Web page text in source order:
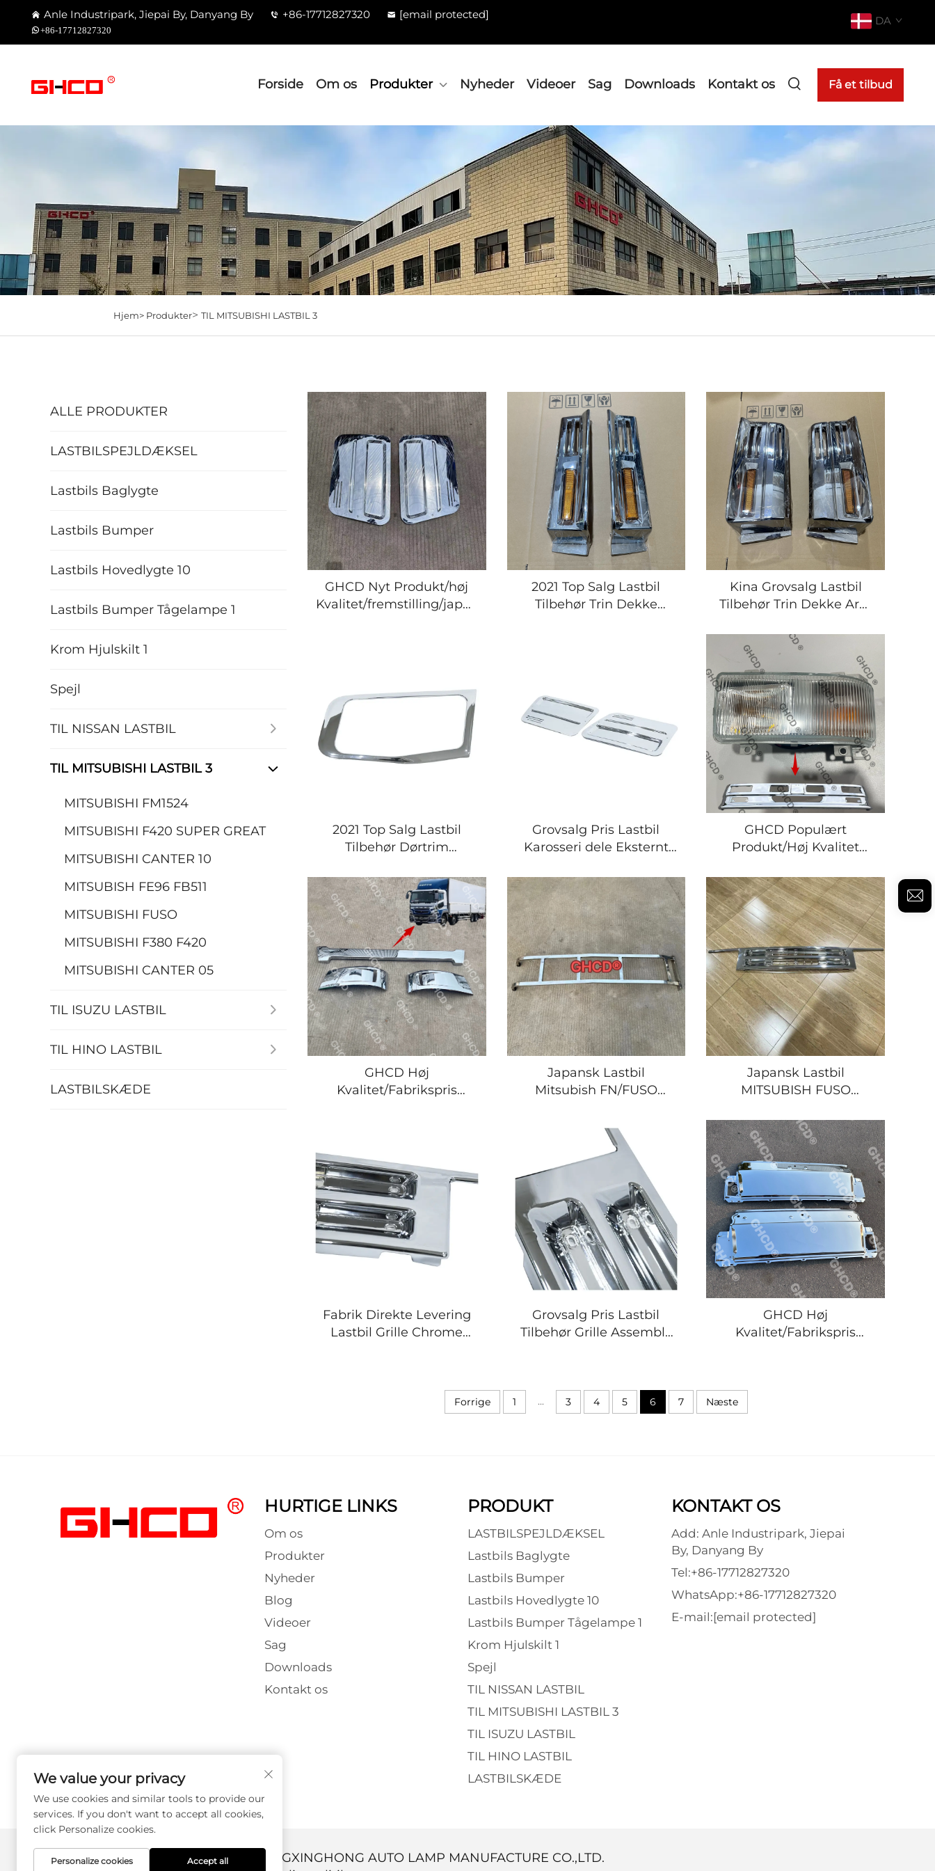
Anle Industripark, Jiepai By, Danyang By +86-17712827320 [email protected]
+86-17712827320
DA
Forside Om os Produkter Nyheder Videoer Sag Downloads Kontakt os Få et tilbud
Hjem> Produkter> TIL MITSUBISHI LASTBIL 3
ALLE PRODUKTER
LASTBILSPEJLDÆKSEL
Lastbils Baglygte
Lastbils Bumper
Lastbils Hovedlygte 10
Lastbils Bumper Tågelampe 1
Krom Hjulskilt 1
Spejl
TIL NISSAN LASTBIL
TIL MITSUBISHI LASTBIL 3
MITSUBISHI FM1524
MITSUBISHI F420 SUPER GREAT
MITSUBISHI CANTER 10
MITSUBISH FE96 FB511
MITSUBISHI FUSO
MITSUBISHI F380 F420
MITSUBISHI CANTER 05
TIL ISUZU LASTBIL
TIL HINO LASTBIL
LASTBILSKÆDE
GHCD Nyt Produkt/høj
Kvalitet/fremstilling/japansk
2021 Top Salg Lastbil
Tilbehør Trin Dekke
Kina Grovsalg Lastbil
Tilbehør Trin Dekke Arm
Chrome Trin Dekke til
Mitsubishi F380 F420
2021 Top Salg Lastbil
Tilbehør Dørtrim
til Mitsubishi F380 F420
Grovsalg Pris Lastbil
Karosseri dele Eksternt
Belt Trim til Mitsubishi
F380 F420
GHCD Populært
Produkt/Høj Kvalitet
til MITSUBISHI FUSO
GHCD Høj
Kvalitet/Fabrikspris
FUSO/F420
Japansk Lastbil
Mitsubish FN/FUSO
Japansk Lastbil
MITSUBISH FUSO
Fabrik Direkte Levering
Lastbil Grille Chrome
Grovsalg Pris Lastbil
Tilbehør Grille Assembly
GHCD Høj
Kvalitet/Fabrikspris
af Japansk Lastbil (1994-
Forrige 1 ... 3 4 5 6 7 Næste
HURTIGE LINKS
Om os
Produkter
Nyheder
Blog
Videoer
Sag
Downloads
Kontakt os
PRODUKT
LASTBILSPEJLDÆKSEL
Lastbils Baglygte
Lastbils Bumper
Lastbils Hovedlygte 10
Lastbils Bumper Tågelampe 1
Krom Hjulskilt 1
Spejl
TIL NISSAN LASTBIL
TIL MITSUBISHI LASTBIL 3
TIL ISUZU LASTBIL
TIL HINO LASTBIL
LASTBILSKÆDE
KONTAKT OS
Add: Anle Industripark, Jiepai
By, Danyang By
Tel:+86-17712827320
WhatsApp:+86-17712827320
E-mail:[email protected]
Copyright © 2026 DANYANG GUANGXINGHONG AUTO LAMP MANUFACTURE CO.,LTD.
We value your privacy
We use cookies and similar tools to provide our
services. If you don't want to accept all cookies,
click Personalize cookies.
Personalize cookies Accept all